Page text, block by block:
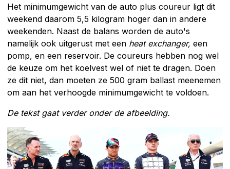
Het minimumgewicht van de auto plus coureur ligt dit
weekend daarom 5,5 kilogram hoger dan in andere
weekenden. Naast de balans worden de auto's
namelijk ook uitgerust met een heat exchanger, een
pomp, en een reservoir. De coureurs hebben nog wel
de keuze om het koelvest wel of niet te dragen. Doen
ze dit niet, dan moeten ze 500 gram ballast meenemen
om aan het verhoogde minimumgewicht te voldoen.
De tekst gaat verder onder de afbeelding.